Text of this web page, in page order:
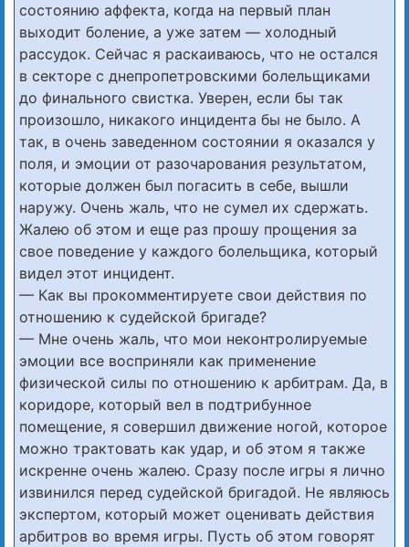
состоянию аффекта, когда на первый план
выходит боление, а уже затем — холодный
рассудок. Сейчас я раскаиваюсь, что не остался
в секторе с днепропетровскими болельщиками
до финального свистка. Уверен, если бы так
произошло, никакого инцидента бы не было. А
так, в очень заведенном состоянии я оказался у
поля, и эмоции от разочарования результатом,
которые должен был погасить в себе, вышли
наружу. Очень жаль, что не сумел их сдержать.
Жалею об этом и еще раз прошу прощения за
свое поведение у каждого болельщика, который
видел этот инцидент.
— Как вы прокомментируете свои действия по
отношению к судейской бригаде?
— Мне очень жаль, что мои неконтролируемые
эмоции все восприняли как применение
физической силы по отношению к арбитрам. Да, в
коридоре, который вел в подтрибунное
помещение, я совершил движение ногой, которое
можно трактовать как удар, и об этом я также
искренне очень жалею. Сразу после игры я лично
извинился перед судейской бригадой. Не являюсь
экспертом, который может оценивать действия
арбитров во время игры. Пусть об этом говорят